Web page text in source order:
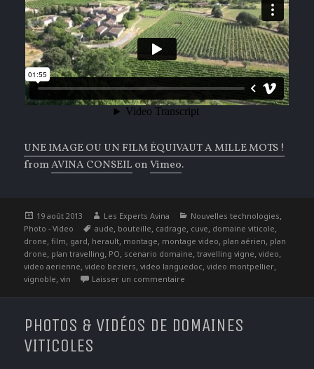
UNE IMAGE OU UN FILM ÉQUIVAUT A MILLE MOTS !
fromAVINA CONSEIL onVimeo.
Publié
le
19 août 2013 Auteur
Les Experts Avina Catégories
Nouvelles technologies,
Photo - Video Étiquettes
aude, bouteille, cadrage, cuve, domaine viticole,
drone,film, gard, herault, montage, montage video, plan aérien, plan
drone, plan travelling, PO, scenario domaine,travelling vigne,video,
video aerienne,video beziers,video languedoc,video montpellier,
vignoble,vin Laisser un commentaire
PHOTOS & VIDÉOS DE DOMAINES
VITICOLES